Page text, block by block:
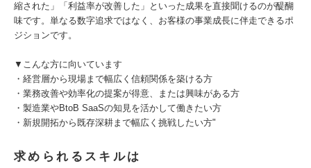
縮された」「利益率が改善した」といった成果を直接聞けるのが醍醐
味です。単なる数字追求ではなく、お客様の事業成長に伴走できるポ
ジションです。
▼こんな方に向いています
・経営層から現場まで幅広く信頼関係を築ける方
・業務改善や効率化の提案が得意、または興味がある方
・製造業やBtoB SaaSの知見を活かして働きたい方
・新規開拓から既存深耕まで幅広く挑戦したい方"
求められるスキルは